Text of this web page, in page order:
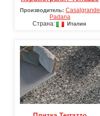
Производитель: Casalgrande
Padana
Страна:
Италия